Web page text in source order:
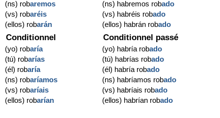
(ns) robaremos
(vs) robaréis
(ellos) robarán
(ns) habremos robado
(vs) habréis robado
(ellos) habrán robado
Conditionnel
(yo) robaría
(tú) robarías
(él) robaría
(ns) robaríamos
(vs) robaríais
(ellos) robarían
Conditionnel passé
(yo) habría robado
(tú) habrías robado
(él) habría robado
(ns) habríamos robado
(vs) habríais robado
(ellos) habrían robado